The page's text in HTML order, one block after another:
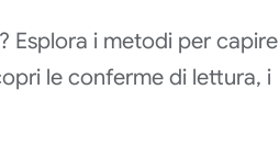
Esplora i metodi per capire
le conferme di lettura, i